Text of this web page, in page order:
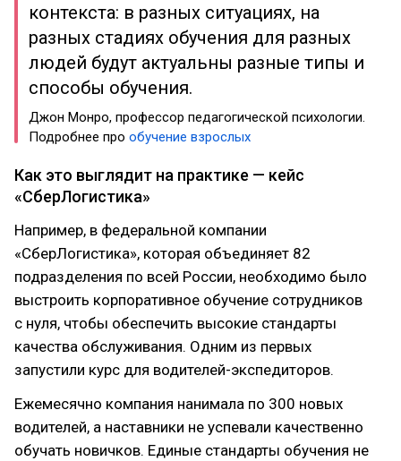
контекста: в разных ситуациях, на
разных стадиях обучения для разных
людей будут актуальны разные типы и
способы обучения.
Джон Монро, профессор педагогической психологии.
Подробнее про обучение взрослых
Как это выглядит на практике — кейс
«СберЛогистика»
Например, в федеральной компании
«СберЛогистика», которая объединяет 82
подразделения по всей России, необходимо было
выстроить корпоративное обучение сотрудников
с нуля, чтобы обеспечить высокие стандарты
качества обслуживания. Одним из первых
запустили курс для водителей-экспедиторов.
Ежемесячно компания нанимала по 300 новых
водителей, а наставники не успевали качественно
обучать новичков. Единые стандарты обучения не